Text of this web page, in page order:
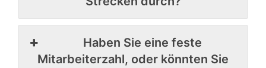
Haben Sie eine feste
Mitarbeiterzahl, oder könnten Sie